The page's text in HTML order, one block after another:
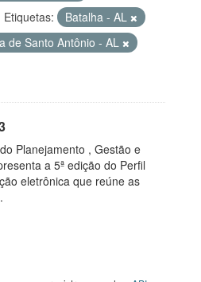
Etiquetas:
Batalha - AL
de Santo Antônio - AL
Planejamento , Gestão e
a 5ª edição do Perfil
eletrônica que reúne as